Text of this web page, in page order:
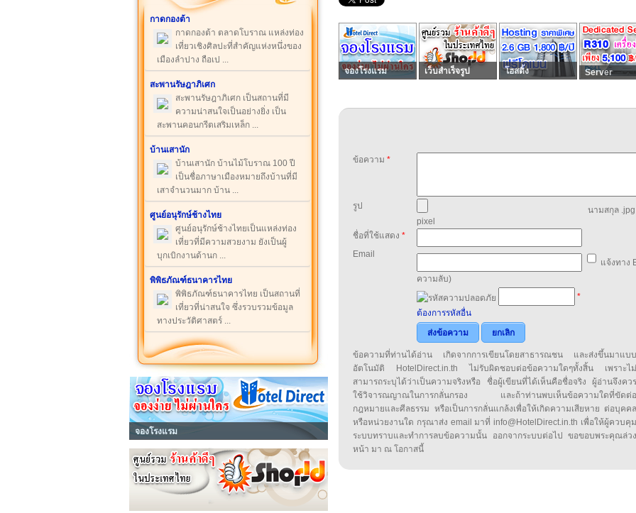
กาดกองต้า
กาดกองต้า ตลาดโบราณ แหล่งท่อง
เที่ยวเชิงศิลปะที่สำคัญแห่งหนึ่งของ
เมืองลำปาง ถือเป ...
สะพานรัษฎาภิเศก
สะพานรัษฎาภิเศก เป็นสถานที่มี
ความน่าสนใจเป็นอย่างยิ่ง เป็น
สะพานคอนกรีตเสริมเหล็ก ...
บ้านเสานัก
บ้านเสานัก บ้านไม้โบราณ 100 ปี
เป็นชื่อภาษาเมืองหมายถึงบ้านที่มี
เสาจำนวนมาก บ้าน ...
ศูนย์อนุรักษ์ช้างไทย
ศูนย์อนุรักษ์ช้างไทยเป็นแหล่งท่อง
เที่ยวที่มีความสวยงาม ยังเป็นผู้
บุกเบิกงานด้านก ...
พิพิธภัณฑ์ธนาคารไทย
พิพิธภัณฑ์ธนาคารไทย เป็นสถานที่
เที่ยวที่น่าสนใจ ซึ่งรวบรวมข้อมูล
ทางประวัติศาสตร์ ...
จองโรงแรม
จองโรงแรม เว็บสำเร็จรูป โฮสติ้ง Server
ข้อความ *
รูป
นามสกุล
pixel
ชื่อที่ใช้แสดง *
Email
แจ้งทาง
ความลับ)
*
ต้องการรหัสอื่น
ส่งข้อความ
ยกเลิก
ข้อความที่ท่านได้อ่าน เกิดจากการเขียนโดยสาธารณชน และส่งขึ้นมาแบบ
อัตโนมัติ HotelDirect.in.th ไม่รับผิดชอบต่อข้อความใดๆทั้งสิ้น เพราะไม่
สามารถระบุได้ว่าเป็นความจริงหรือ ชื่อผู้เขียนที่ได้เห็นคือชื่อจริง ผู้อ่านจึงควร
ใช้วิจารณญาณในการกลั่นกรอง และถ้าท่านพบเห็นข้อความใดที่ขัดต่อ
กฎหมายและศีลธรรม หรือเป็นการกลั่นแกล้งเพื่อให้เกิดความเสียหาย ต่อบุคคล
หรือหน่วยงานใด กรุณาส่ง email มาที่ info@HotelDirect.in.th เพื่อให้ผู้ควบคุม
ระบบทราบและทำการลบข้อความนั้น ออกจากระบบต่อไป ขอขอบพระคุณล่วง
หน้า มา ณ โอกาสนี้